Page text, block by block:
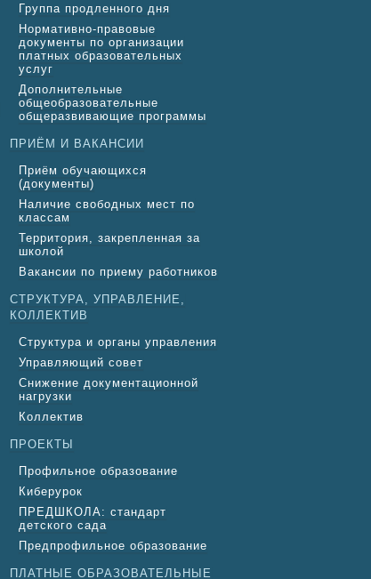
Группа продленного дня
Нормативно-правовые
документы по организации
платных образовательных
услуг
Дополнительные
общеобразовательные
общеразвивающие программы
ПРИЁМ И ВАКАНСИИ
Приём обучающихся
(документы)
Наличие свободных мест по
классам
Территория, закрепленная за
школой
Вакансии по приему работников
СТРУКТУРА, УПРАВЛЕНИЕ,
КОЛЛЕКТИВ
Структура и органы управления
Управляющий совет
Снижение документационной
нагрузки
Коллектив
ПРОЕКТЫ
Профильное образование
Киберурок
ПРЕДШКОЛА: стандарт
детского сада
Предпрофильное образование
ПЛАТНЫЕ ОБРАЗОВАТЕЛЬНЫЕ